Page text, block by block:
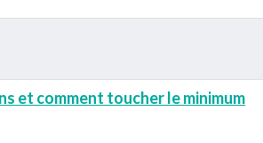
et comment toucher le minimum